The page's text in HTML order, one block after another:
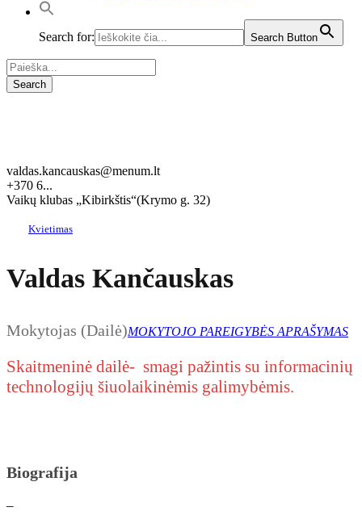
Search for: Search Button
valdas.kancauskas@menum.lt
+370 6...
Vaikų klubas „Kibirkštis“(Krymo g. 32)
Kvietimas
Valdas Kančauskas
Mokytojas (Dailė)MOKYTOJO PAREIGYBĖS APRAŠYMAS
Skaitmeninė dailė- smagi pažintis su informacinių
technologijų šiuolaikinėmis galimybėmis.
Biografija
–